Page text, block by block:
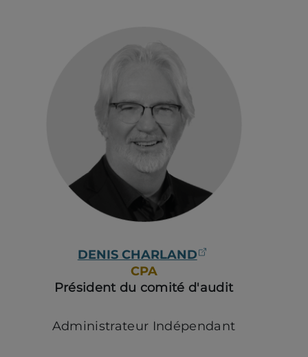
DENIS CHARLAND
CPA
Président du comité d'audit
Administrateur Indépendant